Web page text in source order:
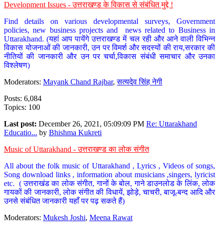
Development Issues - उत्तराखण्ड के विकास से संबंधित मुद्दे !
Find details on various developmental surveys, Government
policies, new business projects and news related to Business in
Uttarakhand. (यहां आप पायेंगे उत्तराखण्ड में चल रही और आने वाली विभिन्न
विकास योजनाओं की जानकारी, उन पर विमर्श और सदस्यों की राय,सरकार की
नीतियों की जानकारी और उन पर चर्चा,विकास संबंधी समाचार और उनका
विश्लेषण)
Moderators: Mayank Chand Rajbar,सत्यदेव सिंह नेगी
Posts: 6,084
Topics: 100
Last post: December 26, 2021, 05:09:09 PM Re: Uttarakhand
Educatio... by Bhishma Kukreti
Music of Uttarakhand - उत्तराखण्ड का लोक संगीत
All about the folk music of Uttarakhand , Lyrics , Videos of songs,
Song download links , information about musicians ,singers, lyricist
etc. ( उत्तराखंड का लोक संगीत, गानों के बोल, गाने डाउनलोड के लिंक, लोक
गायकों की जानकारी, लोक संगीत की विधायें, झोड़े, चाचरी, बाजू-बन्द आदि और
उनसे संबंधित जानकारी यहाँ पर पढ़ सकते हैं)
Moderators: Mukesh Joshi, Meena Rawat